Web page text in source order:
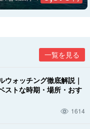
一覧を見る
ウォッチング徹底解説｜
ストな時期・場所・おす
1614